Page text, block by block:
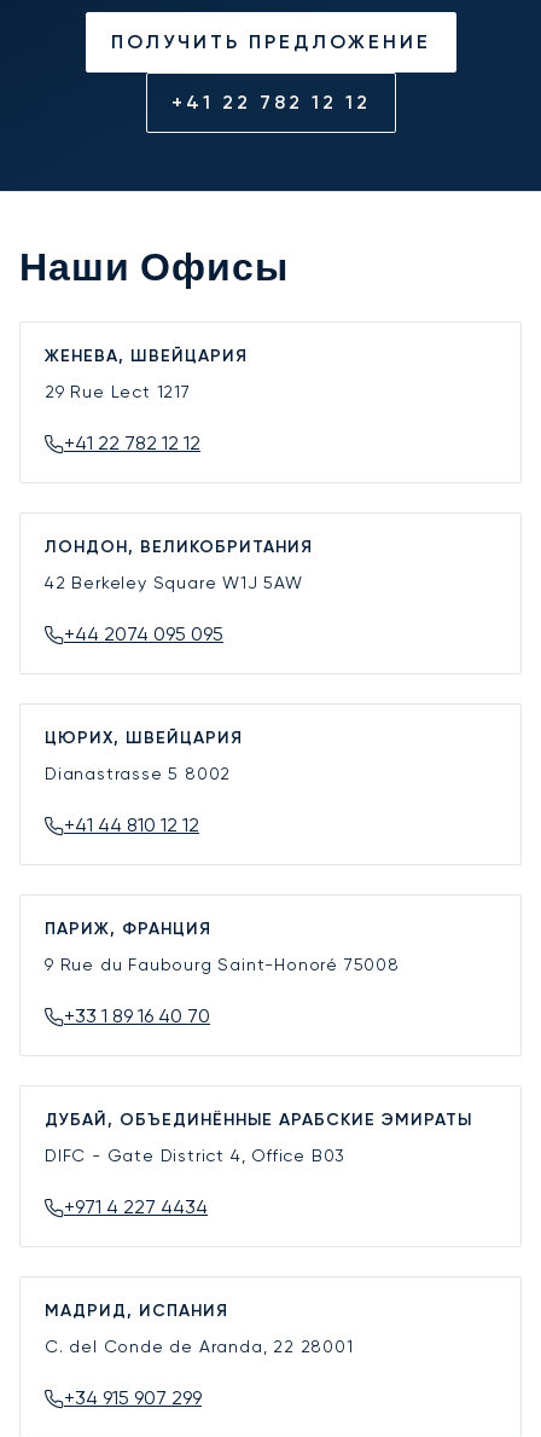
ПОЛУЧИТЬ ПРЕДЛОЖЕНИЕ
+41 22 782 12 12
Наши Офисы
ЖЕНЕВА, ШВЕЙЦАРИЯ
29 Rue Lect 1217
+41 22 782 12 12
ЛОНДОН, ВЕЛИКОБРИТАНИЯ
42 Berkeley SquareW1J 5AW
+44 2074 095 095
ЦЮРИХ, ШВЕЙЦАРИЯ
Dianastrasse 5 8002
+41 44 810 12 12
ПАРИЖ, ФРАНЦИЯ
9 Rue du Faubourg Saint-Honoré 75008
+33 1 89 16 40 70
ДУБАЙ, ОБЪЕДИНЁННЫЕ АРАБСКИЕ ЭМИРАТЫ
DIFC - Gate District 4, Office B03
+971 4 227 4434
МАДРИД, ИСПАНИЯ
C. del Conde de Aranda, 22 28001
+34 915 907 299